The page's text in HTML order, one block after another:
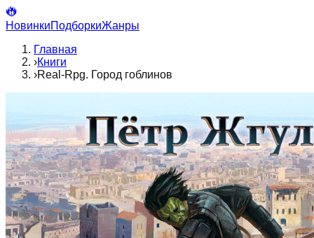
НовинкиПодборкиЖанры
Главная
›Книги
›Real-Rpg. Город гоблинов